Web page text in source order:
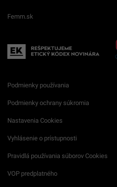
Femm.sk
Podmienky používania
Podmienky ochrany súkromia
Nastavenia Cookies
Vyhlásenie o prístupnosti
Pravidlá používania súborov Cookies
VOP predplatného